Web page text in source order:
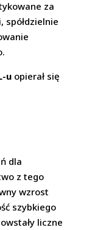
za
spółdzielnie
u opierał się
dla
z tego
wzrost
szybkiego
liczne